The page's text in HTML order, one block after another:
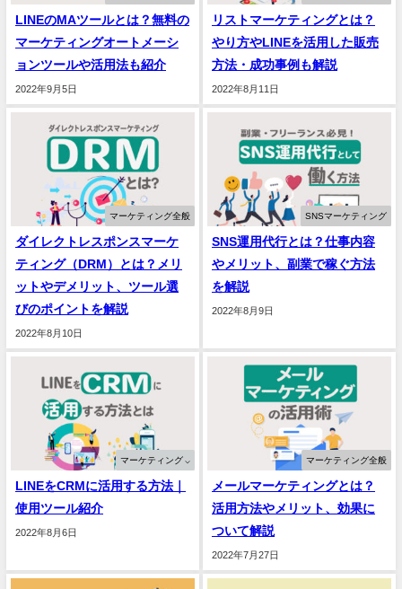
LINEのMAツールとは？無料の
マーケティングオートメーシ
ョンツールや活用法も紹介
2022年9月5日
リストマーケティングとは？
やり方やLINEを活用した販売
方法・成功事例も解説
2022年8月11日
マーケティング全般
ダイレクトレスポンスマーケ
ティング（DRM）とは？メリ
ットやデメリット、ツール選
びのポイントを解説
2022年8月10日
SNSマーケティング
SNS運用代行とは？仕事内容
やメリット、副業で稼ぐ方法
を解説
2022年8月9日
マーケティング ⌵
LINEをCRMに活用する方法｜
使用ツール紹介
2022年8月6日
マーケティング全般
メールマーケティングとは？
活用方法やメリット、効果に
ついて解説
2022年7月27日